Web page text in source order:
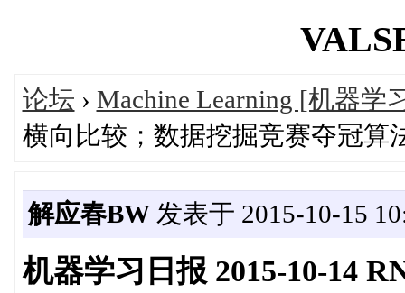
论坛 › Machine Learning [机器学
横向比较；数据挖掘竞赛夺冠算
解应春BW发表于 2015-10-15
机器学习日报 2015-10-14